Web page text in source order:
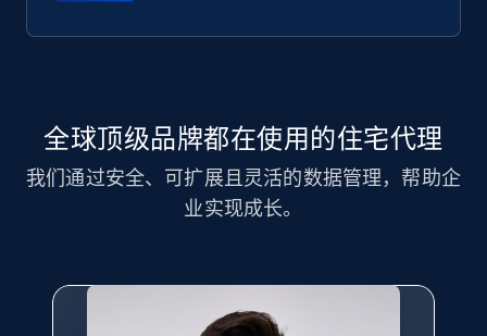
全球顶级品牌都在使用的住宅代理
我们通过安全、可扩展且灵活的数据管理，帮助企
业实现成长。